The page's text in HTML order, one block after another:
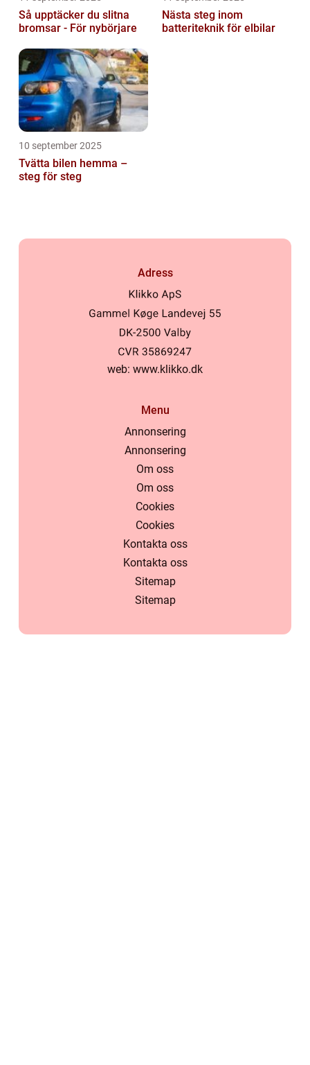
Så upptäcker du slitna
bromsar - För nybörjare
Nästa steg inom
batteriteknik för elbilar
10 september 2025
Tvätta bilen hemma –
steg för steg
Adress
web: www.klikko.dk
Menu
Annonsering
Annonsering
Om oss
Om oss
Cookies
Cookies
Kontakta oss
Kontakta oss
Sitemap
Sitemap